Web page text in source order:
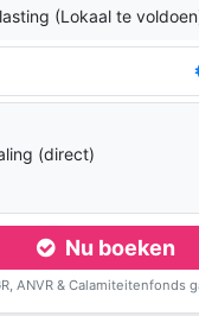
(Lokaal te
(direct)
Nu boeken
ANVR & Calamiteitenfonds